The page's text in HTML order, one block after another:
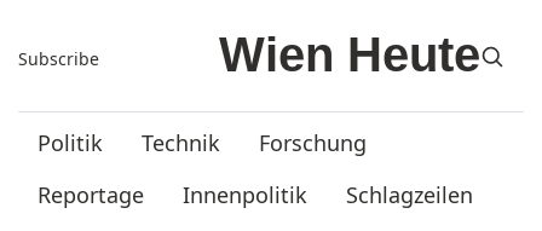
Subscribe
Politik Technik
Forschung
Reportage
Innenpolitik
Schlagzeilen